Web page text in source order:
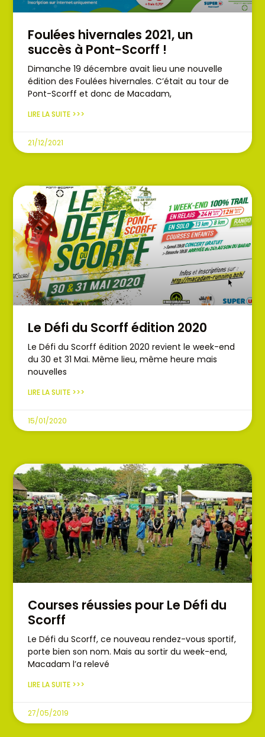
Foulées hivernales 2021, un
succès à Pont-Scorff !
Dimanche 19 décembre avait lieu une nouvelle
édition des Foulées hivernales. C’était au tour de
Pont-Scorff et donc de Macadam,
LIRE LA SUITE >>>
21/12/2021
Le Défi du Scorff édition 2020
Le Défi du Scorff édition 2020 revient le week-end
du 30 et 31 Mai. Même lieu, même heure mais
nouvelles
LIRE LA SUITE >>>
15/01/2020
Courses réussies pour Le Défi du
Scorff
Le Défi du Scorff, ce nouveau rendez-vous sportif,
porte bien son nom. Mais au sortir du week-end,
Macadam l’a relevé
LIRE LA SUITE >>>
27/05/2019